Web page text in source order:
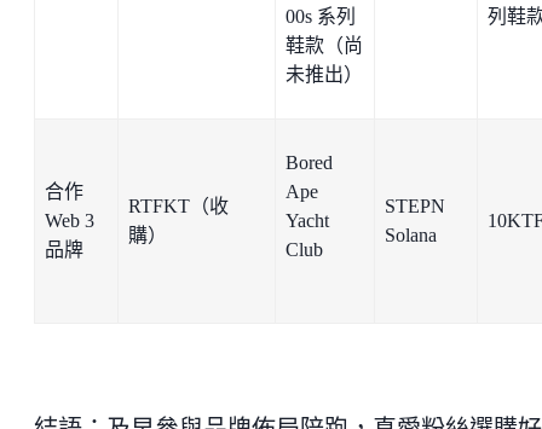
00s 系列
鞋款（尚
未推出）
列鞋
合作
Web 3
品牌
RTFKT（收
購）
Bored
Ape
Yacht
Club
STEPN
Solana